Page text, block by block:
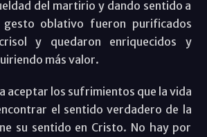
del martirio y dando sentido a
oblativo fueron purificados
y quedaron enriquecidos y
más valor.
aceptar los sufrimientos que la vida
el sentido verdadero de la
su sentido en Cristo. No hay por